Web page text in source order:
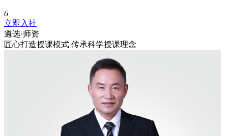
6
立即入社
遴选·师资
匠心打造授课模式 传承科学授课理念